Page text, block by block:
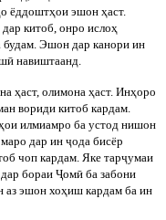
ёддоштҳои эшон ҳаст.
китоб, онро ислоҳ
Эшон дар канори ин
ӣ навиштаанд.
ҳаст, олимона ҳаст. Инҳоро
вориди китоб кардам.
илмиамро ба устод нишон
дар инҷода бисёр
чоп кардам. Яке тарҷумаи
бораиҶомӣ ба забони
аз эшон хоҳиш кардам ба ин